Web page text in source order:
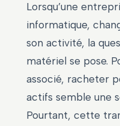
Lorsqu’une
informatique,
son activité, la
matériel se pose.
associé, racheter
actifs semble une
Pourtant, cette